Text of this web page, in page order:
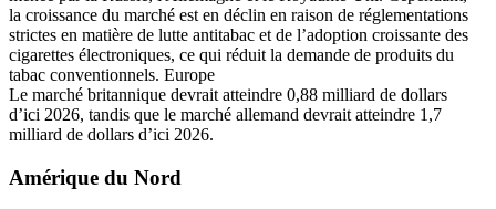
la croissance du marché est en déclin en raison de réglementations
strictes en matière de lutte antitabac et de l’adoption croissante des
cigarettes électroniques, ce qui réduit la demande de produits du
tabac conventionnels. Europe
Le marché britannique devrait atteindre 0,88 milliard de dollars
d’ici 2026, tandis que le marché allemand devrait atteindre 1,7
milliard de dollars d’ici 2026.
Amérique du Nord